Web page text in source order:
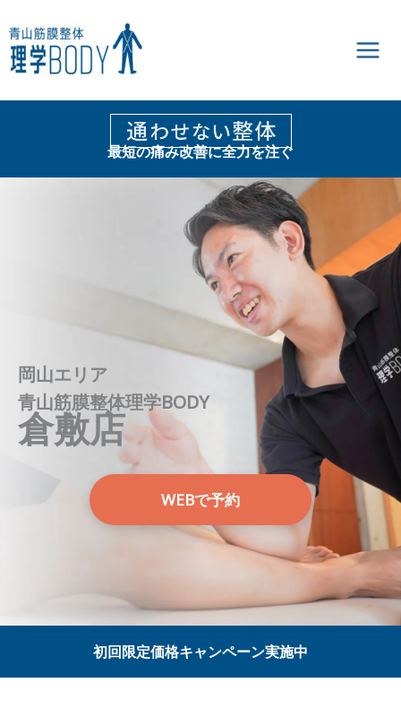
容
を
ス
最短の痛み改善に全力を注ぐ
岡山エリア
青山筋膜整体理学BODY
倉敷店
WEBで予約
初回限定価格キャンペーン実施中